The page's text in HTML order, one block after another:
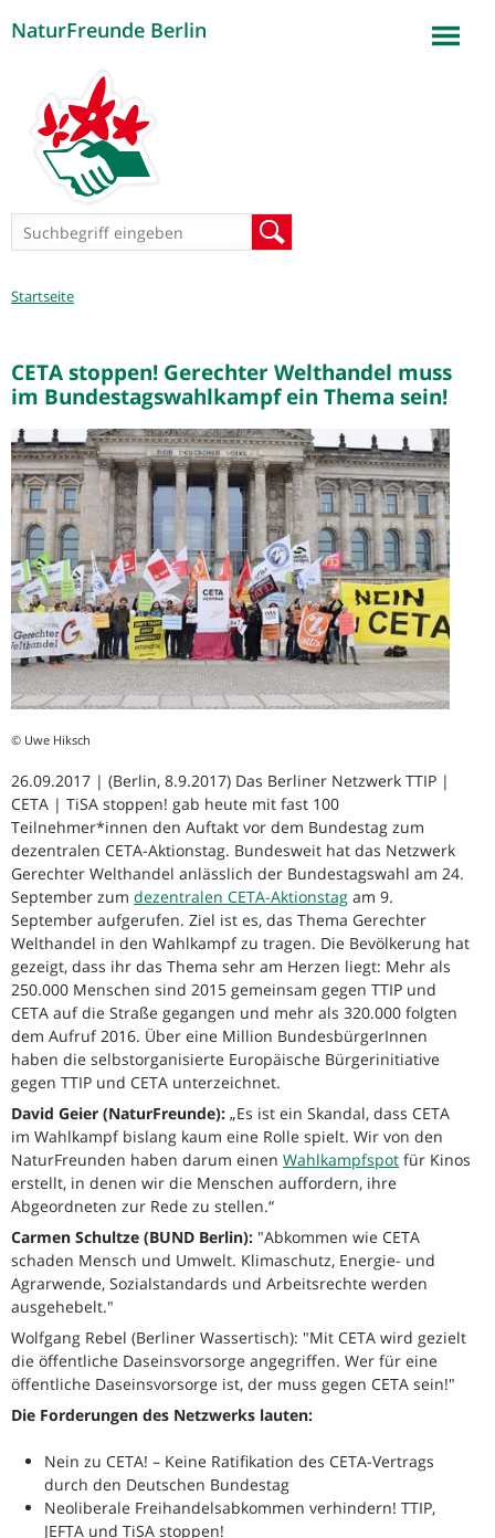
NaturFreunde Berlin
Suchformular
Sie
Startseite
CETA stoppen! Gerechter Welthandel muss
im Bundestagswahlkampf ein Thema sein!
© Uwe Hiksch
26.09.2017 | (Berlin, 8.9.2017) Das Berliner Netzwerk TTIP |
CETA | TiSA stoppen! gab heute mit fast 100
Teilnehmer*innen den Auftakt vor dem Bundestag zum
dezentralen CETA-Aktionstag. Bundesweit hat das Netzwerk
Gerechter Welthandel anlässlich der Bundestagswahl am 24.
September zum dezentralen CETA-Aktionstag am 9.
September aufgerufen. Ziel ist es, das Thema Gerechter
Welthandel in den Wahlkampf zu tragen. Die Bevölkerung hat
gezeigt, dass ihr das Thema sehr am Herzen liegt: Mehr als
250.000 Menschen sind 2015 gemeinsam gegen TTIP und
CETA auf die Straße gegangen und mehr als 320.000 folgten
dem Aufruf 2016. Über eine Million BundesbürgerInnen
haben die selbstorganisierte Europäische Bürgerinitiative
gegen TTIP und CETA unterzeichnet.
David Geier (NaturFreunde): „Es ist ein Skandal, dass CETA
im Wahlkampf bislang kaum eine Rolle spielt. Wir von den
NaturFreunden haben darum einen Wahlkampfspot für Kinos
erstellt, in denen wir die Menschen auffordern, ihre
Abgeordneten zur Rede zu stellen.“
Carmen Schultze (BUND Berlin): "Abkommen wie CETA
schaden Mensch und Umwelt. Klimaschutz, Energie- und
Agrarwende, Sozialstandards und Arbeitsrechte werden
ausgehebelt."
Wolfgang Rebel (Berliner Wassertisch): "Mit CETA wird gezielt
die öffentliche Daseinsvorsorge angegriffen. Wer für eine
öffentliche Daseinsvorsorge ist, der muss gegen CETA sein!"
Die Forderungen des Netzwerks lauten:
Nein zu CETA! – Keine Ratifikation des CETA-Vertrags
durch den Deutschen Bundestag
Neoliberale Freihandelsabkommen verhindern! TTIP,
JEFTA und TiSA stoppen!